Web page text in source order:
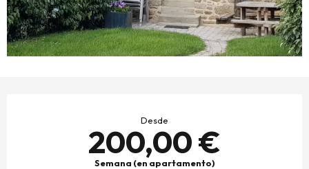
Desde
200,00 €
Semana (en apartamento)